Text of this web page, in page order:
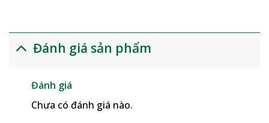
Đánh giá sản phẩm
Đánh giá
Chưa có đánh giá nào.